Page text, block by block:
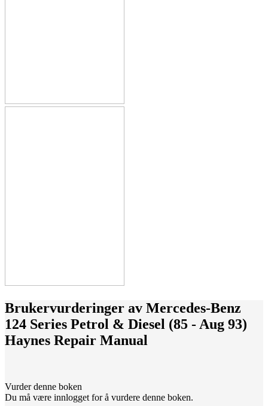
Brukervurderinger av Mercedes-Benz
124 Series Petrol & Diesel (85 - Aug 93)
Haynes Repair Manual
Vurder denne boken
Du må være innlogget for å vurdere denne boken.